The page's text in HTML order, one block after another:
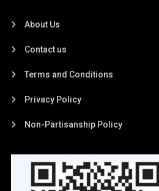
About Us
Contact us
Terms and Conditions
Privacy Policy
Non-Partisanship Policy